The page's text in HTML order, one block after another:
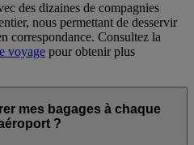
des dizaines de compagnies
nous permettant de desservir
correspondance. Consultez la
voyage pour obtenir plus
mes bagages à chaque
?